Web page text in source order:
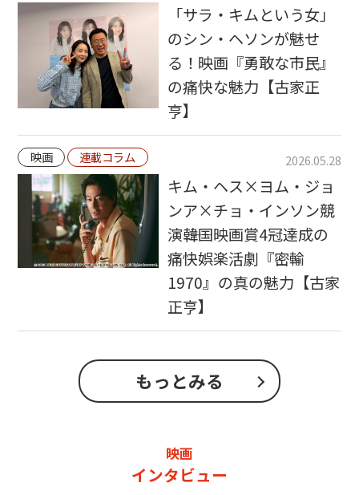
「サラ・キムという女」
のシン・ヘソンが魅せ
る！映画『勇敢な市民』
の痛快な魅力【古家正
亨】
映画 連載コラム 2026.05.28
キム・ヘス×ヨム・ジョ
ンア×チョ・インソン競
演――韓国映画賞4冠達成の
痛快娯楽活劇『密輸
1970』の真の魅力【古家
正亨】
もっとみる
映画
インタビュー